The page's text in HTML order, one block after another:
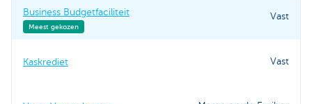
Business Budgetfaciliteit
Meest gekozen
Vast
Kaskrediet Vast